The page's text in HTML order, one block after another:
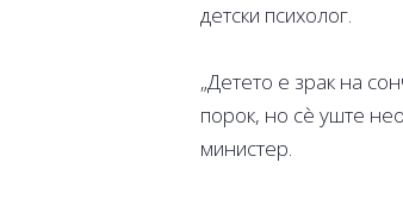
детски психолог.
„Детето е зрак на
порок, но сè уште
министер.